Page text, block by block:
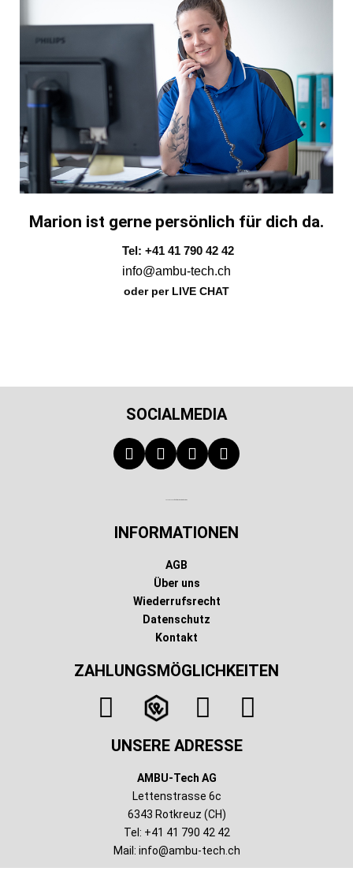
Marion ist gerne persönlich für dich da.
Tel: +41 41 790 42 42
info@ambu-tech.ch
oder per LIVE CHAT
SOCIALMEDIA
INFORMATIONEN
AGB
Über uns
Wiederrufsrecht
Datenschutz
Kontakt
ZAHLUNGSMÖGLICHKEITEN
UNSERE ADRESSE
AMBU-Tech AG
Lettenstrasse 6c
6343 Rotkreuz (CH)
Tel: +41 41 790 42 42
Mail: info@ambu-tech.ch